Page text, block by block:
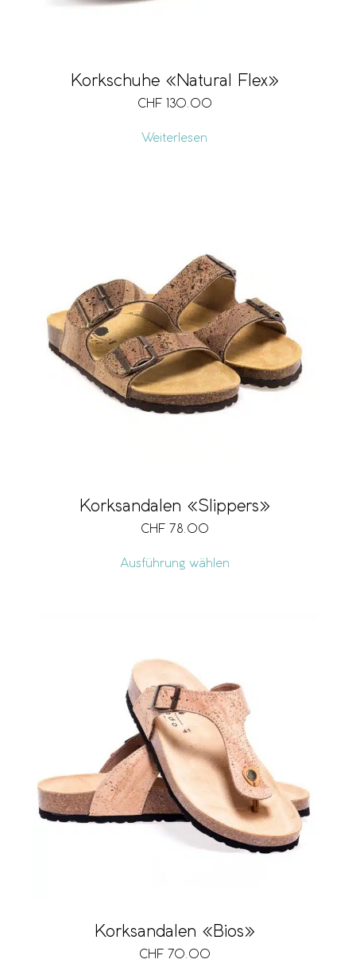
Korkschuhe «Natural Flex»
CHF 130.00
Weiterlesen
Korksandalen «Slippers»
CHF 78.00
Ausführung wählen
Korksandalen «Bios»
CHF 70.00